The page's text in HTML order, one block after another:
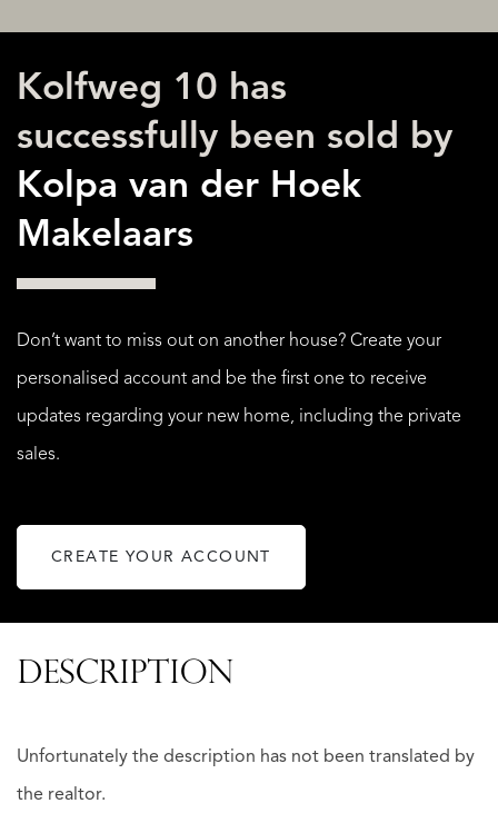
Kolfweg 10 has
successfully been sold by
Kolpa van der Hoek
Makelaars
Don’t want to miss out on another house? Create your
personalised account and be the first one to receive
updates regarding your new home, including the private
sales.
CREATE YOUR ACCOUNT
DESCRIPTION
Unfortunately the description has not been translated by
the realtor.